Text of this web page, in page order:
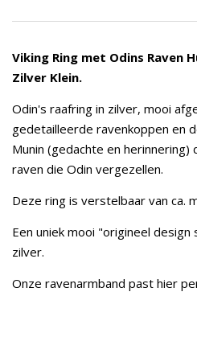
Viking Ring met Odins Raven
Zilver Klein.
Odin's raafring in zilver, mooi
gedetailleerde ravenkoppen en
Munin (gedachte en herinnering)
raven die Odin vergezellen.
Deze ring is verstelbaar van ca.
Een uniek mooi "origineel
zilver.
Onze ravenarmband past hier